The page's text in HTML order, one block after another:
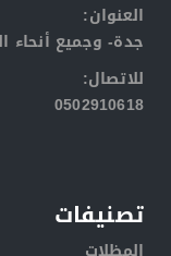
:العنوان
جدة- وجميع أنحاء
:للاتصال
0502910618
تصنيفات